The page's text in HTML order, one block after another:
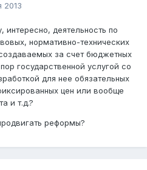
2013
деятельность по
нормативно-технических
за счет бюджетных
государственной услугой со
для нее обязательных
цен или вообще
и т.д.?
реформы?